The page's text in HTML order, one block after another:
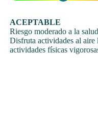
ACEPTABLE
Riesgo moderado a la
Disfruta actividades al aire
actividades físicas